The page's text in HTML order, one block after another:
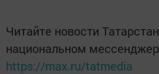
Читайте новости
национальном
https://max.ru/tatmedia